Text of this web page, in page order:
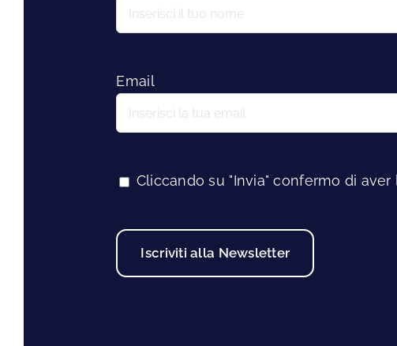
Email
Cliccando su "Invia" confermo di